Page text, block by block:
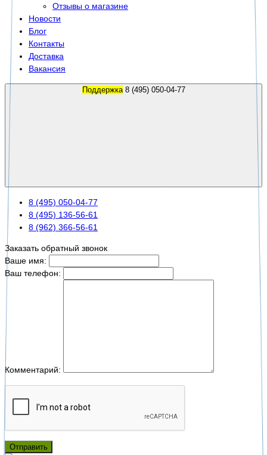
Отзывы о магазине
Новости
Блог
Контакты
Доставка
Вакансия
Поддержка 8 (495) 050-04-77
8 (495) 050-04-77
8 (495) 136-56-61
8 (962) 366-56-61
Заказать обратный звонок
Ваше имя:
Ваш телефон:
Комментарий:
Отправить